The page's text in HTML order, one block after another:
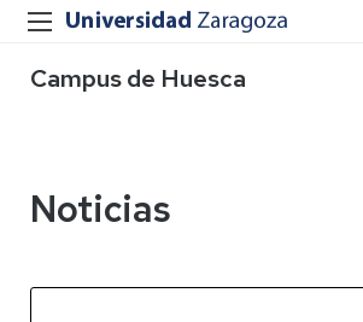
Campus de Huesca
Noticias